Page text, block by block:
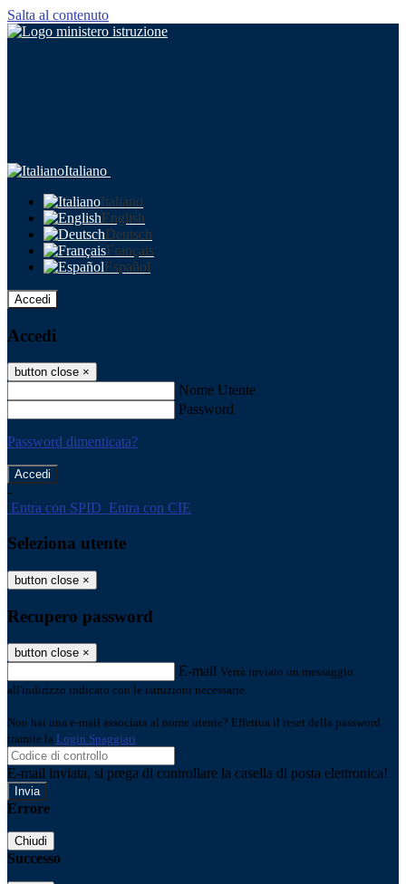
Salta al contenuto
Italiano
Italiano
English
Deutsch
Français
Español
Accedi
Accedi
button close ×
Nome Utente
Password
Password dimenticata?
-
Entra con SPID Entra con CIE
Seleziona utente
button close ×
Recupero password
button close ×
E-mail Verrà inviato un messaggio
all'indirizzo indicato con le istruzioni necessarie.
Non hai una e-mail associata al nome utente? Effettua il reset della password
tramite la Login Spaggiari
E-mail inviata, si prega di controllare la casella di posta elettronica!
Errore
Chiudi
Successo